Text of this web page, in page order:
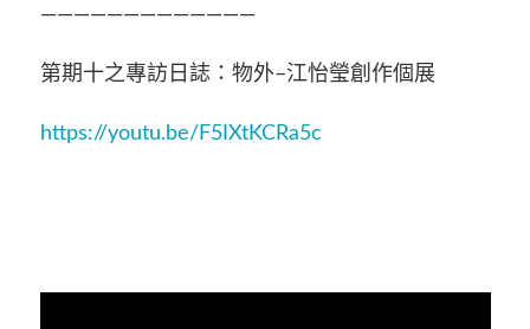
—————————————
第期十之專訪日誌：物外–江怡瑩創作個展
https://youtu.be/F5IXtKCRa5c